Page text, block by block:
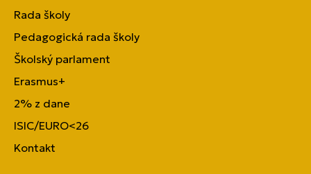
Rada školy
Pedagogická rada školy
Školský parlament
Erasmus+
2% z dane
ISIC/EURO<26
Kontakt